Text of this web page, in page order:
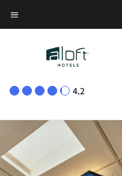
Skip
to菜单文本
4.2